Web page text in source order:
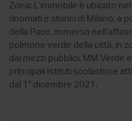
Zona: L’immobile è ubicato
rinomati e storici di Milano, a
della Pace, immerso
polmone verde della città, in
dai mezzi pubblici, MM Verde
principali Istituti scolastici e
dal 1° dicembre 2021.